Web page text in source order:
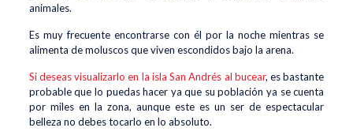
animales.
Es muy frecuente encontrarse con él por la noche mientras se
alimenta de moluscos que viven escondidos bajo la arena.
Si deseas visualizarlo en la isla San Andrés al bucear, es bastante
probable que lo puedas hacer ya que su población ya se cuenta
por miles en la zona, aunque este es un ser de espectacular
belleza no debes tocarlo en lo absoluto.